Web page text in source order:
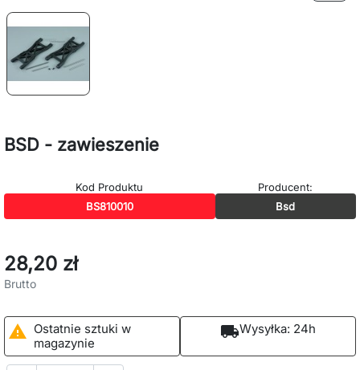
BSD - zawieszenie
Kod Produktu
BS810010
Producent:
Bsd
28,20 zł
Brutto

Ostatnie sztuki w
magazynie
local_shippingWysyłka: 24h